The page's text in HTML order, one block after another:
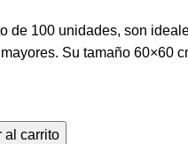
de 100 unidades, son
Su tamaño 60×60
al carrito